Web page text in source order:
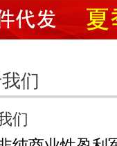
们
们